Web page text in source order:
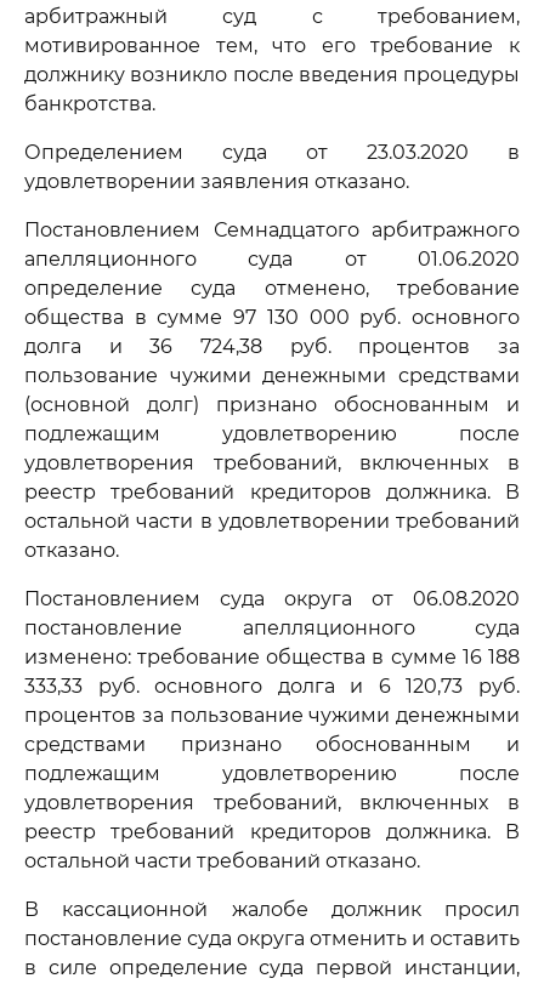
арбитражный суд с требованием,
мотивированное тем, что его требование к
должнику возникло после введения процедуры
банкротства.
Определением суда от 23.03.2020 в
удовлетворении заявления отказано.
Постановлением Семнадцатого арбитражного
апелляционного суда от 01.06.2020
определение суда отменено, требование
общества в сумме 97 130 000 руб. основного
долга и 36 724,38 руб. процентов за
пользование чужими денежными средствами
(основной долг) признано обоснованным и
подлежащим удовлетворению после
удовлетворения требований, включенных в
реестр требований кредиторов должника. В
остальной части в удовлетворении требований
отказано.
Постановлением суда округа от 06.08.2020
постановление апелляционного суда
изменено: требование общества в сумме 16 188
333,33 руб. основного долга и 6 120,73 руб.
процентов за пользование чужими денежными
средствами признано обоснованным и
подлежащим удовлетворению после
удовлетворения требований, включенных в
реестр требований кредиторов должника. В
остальной части требований отказано.
В кассационной жалобе должник просил
постановление суда округа отменить и оставить
в силе определение суда первой инстанции,